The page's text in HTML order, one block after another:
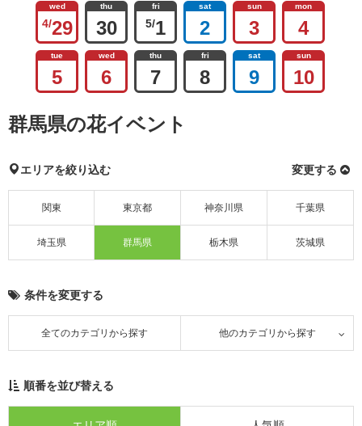
wed
4/29
thu
30
fri
5/1
sat
2
sun
3
mon
4
tue
5
wed
6
thu
7
fri
8
sat
9
sun
10
群馬県の花イベント
エリアを絞り込む 変更する
関東 東京都 神奈川県 千葉県
埼玉県 群馬県 栃木県 茨城県
条件を変更する
全てのカテゴリから探す 他のカテゴリから探す
順番を並び替える